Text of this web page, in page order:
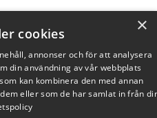
×
cookies
annonser och för att analysera
din användning av vår webbplats
kan kombinera den med annan
eller som de har samlat in från